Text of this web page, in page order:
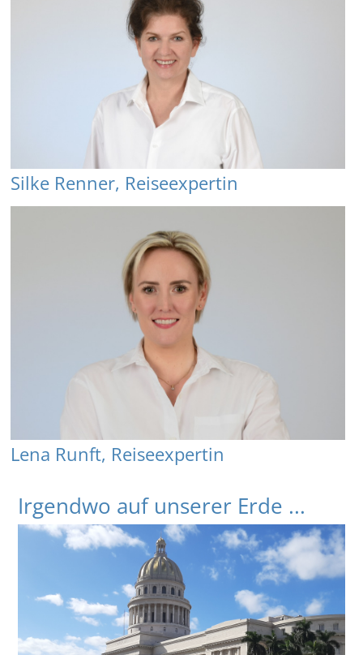
Silke Renner, Reiseexpertin
Lena Runft, Reiseexpertin
Irgendwo auf unserer Erde ...